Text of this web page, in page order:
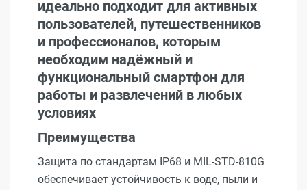
идеально подходит для активных
пользователей, путешественников
и профессионалов, которым
необходим надёжный и
функциональный смартфон для
работы и развлечений в любых
условиях
Преимущества
Защита по стандартам IP68 и MIL-STD-810G
обеспечивает устойчивость к воде, пыли и